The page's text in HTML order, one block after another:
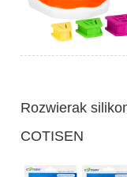
Rozwierak
COTISEN